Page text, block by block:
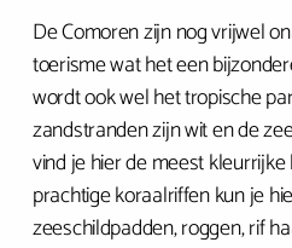
De Comoren zijn nog vrijwel
toerisme wat het een
wordt ook wel het tropische
zandstranden zijn wit en de
vind je hier de meest
prachtige koraalriffen kun je
zeeschildpadden, roggen, rif